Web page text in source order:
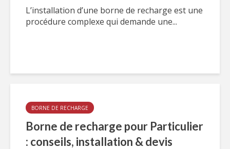
L’installation d’une borne de recharge est une
procédure complexe qui demande une...
BORNE DE RECHARGE
Borne de recharge pour Particulier
: conseils, installation & devis